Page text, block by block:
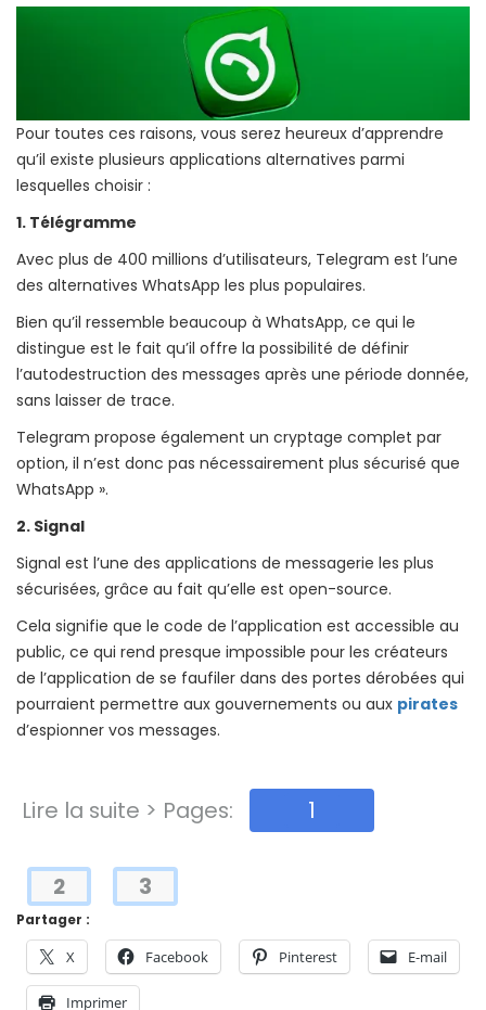
Pour toutes ces raisons, vous serez heureux d’apprendre
qu’il existe plusieurs applications alternatives parmi
lesquelles choisir :
1. Télégramme
Avec plus de 400 millions d’utilisateurs, Telegram est l’une
des alternatives WhatsApp les plus populaires.
Bien qu’il ressemble beaucoup à WhatsApp, ce qui le
distingue est le fait qu’il offre la possibilité de définir
l’autodestruction des messages après une période donnée,
sans laisser de trace.
Telegram propose également un cryptage complet par
option, il n’est donc pas nécessairement plus sécurisé que
WhatsApp ».
2. Signal
Signal est l’une des applications de messagerie les plus
sécurisées, grâce au fait qu’elle est open-source.
Cela signifie que le code de l’application est accessible au
public, ce qui rend presque impossible pour les créateurs
de l’application de se faufiler dans des portes dérobées qui
pourraient permettre aux gouvernements ou aux pirates
d’espionner vos messages.
Partager :
X Facebook Pinterest E-mail
Imprimer
Lire la suite > Pages: 1
2 3